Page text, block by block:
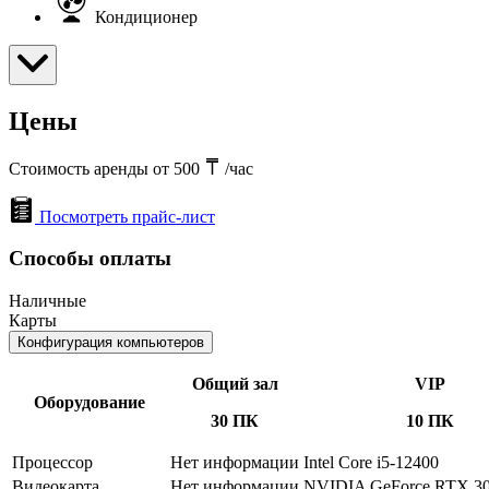
Кондиционер
Цены
Стоимость аренды от 500 /час
Посмотреть прайс-лист
Способы оплаты
Наличные
Карты
Конфигурация компьютеров
Оборудование
Общий зал
30 ПК
VIP
10 ПК
Процессор Нет информации Intel Core i5-12400